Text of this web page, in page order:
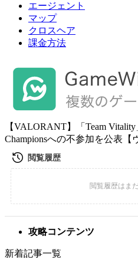
エージェント
マップ
クロスヘア
課金方法
【VALORANT】「Team
Championsへの不参加を公表【
攻略コンテンツ
新着記事一覧